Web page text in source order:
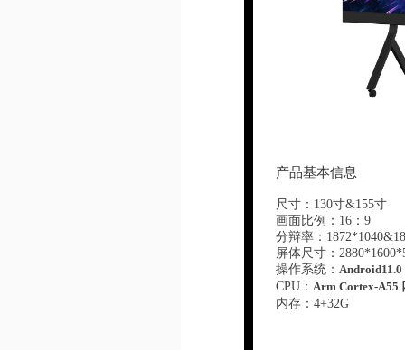
产品基本信息
尺寸：130寸&155寸
画面比例：16：9
分辩率：
屏体尺寸：
操作系统： Android11.0
CPU： Arm Cortex-A55
内存：4+32G